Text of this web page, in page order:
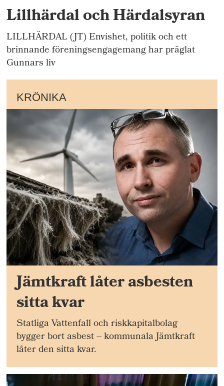
Lillhärdal och Härdalsyran
LILLHÄRDAL (JT) Envishet, politik och ett
brinnande föreningsengagemang har präglat
Gunnars liv
KRÖNIKA
Jämtkraft låter asbesten
sitta kvar
Statliga Vattenfall och riskkapitalbolag
bygger bort asbest – kommunala Jämtkraft
låter den sitta kvar.